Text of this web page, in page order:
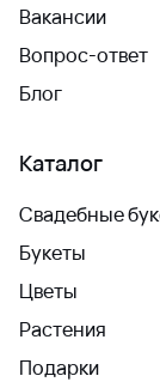
Вакансии
Вопрос-ответ
Блог
Каталог
Свадебные
Букеты
Цветы
Растения
Подарки